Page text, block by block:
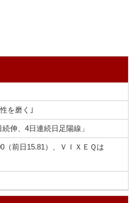
を磨く｣
伸、4日連続日足陽線」
（前日15.81）、ＶＩＸＥＱは